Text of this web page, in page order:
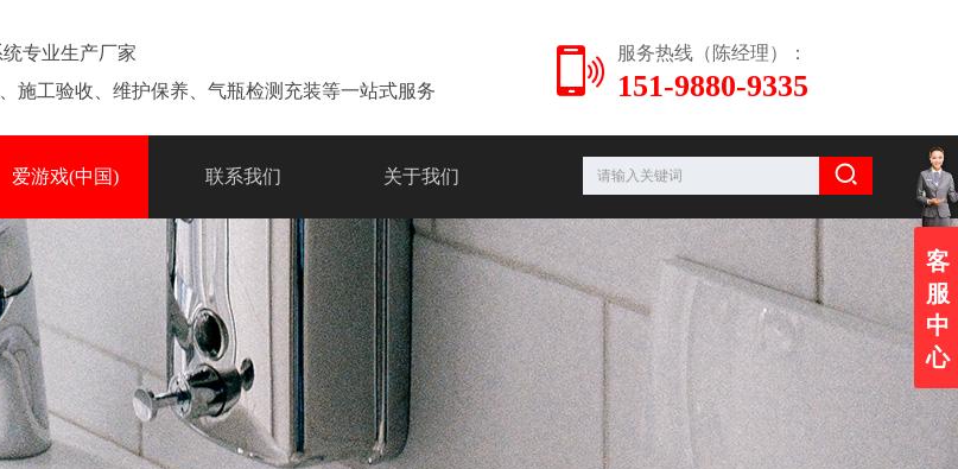
专业生产厂家
施工验收、维护保养、气瓶检测充装等一站式服务
服务热线（陈经理）：
151-9880-9335
爱游戏(中国) 联系我们 关于我们
客
服
中
心